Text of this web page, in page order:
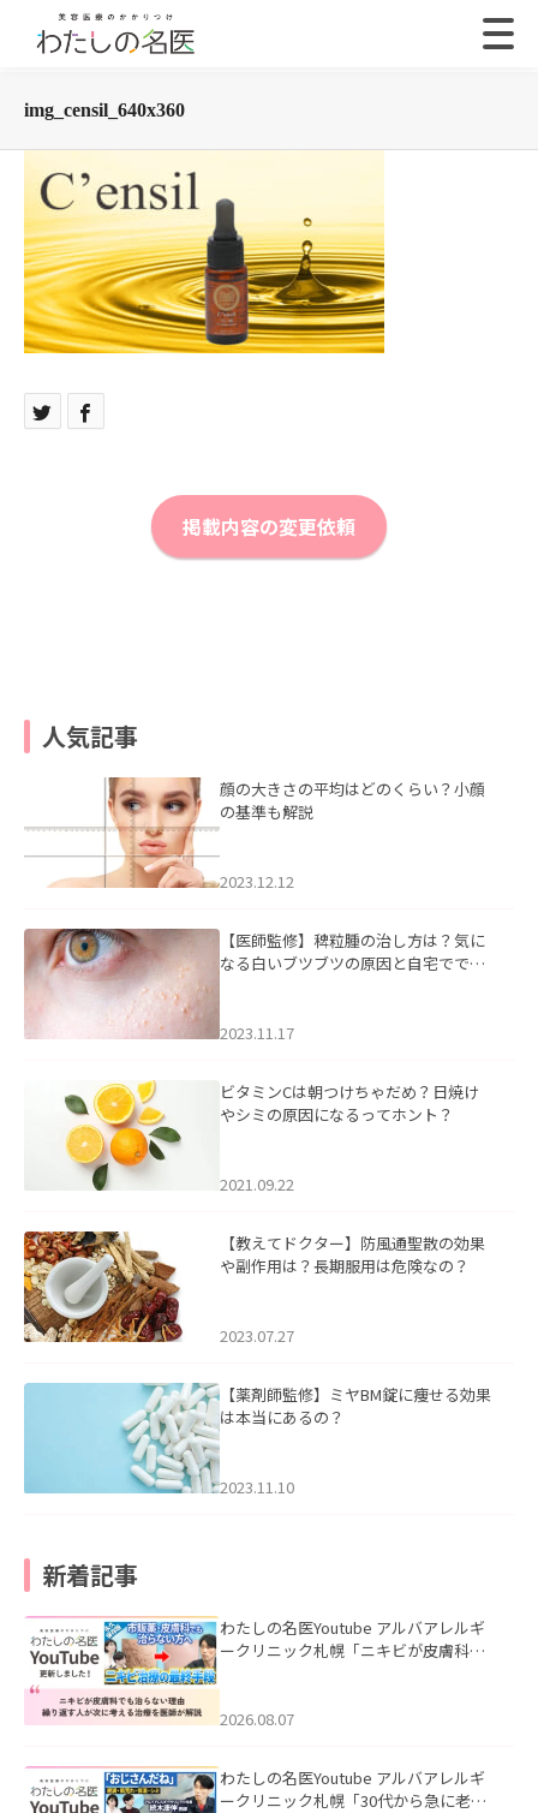
img_censil_640x360
掲載内容の変更依頼
人気記事
顔の大きさの平均はどのくらい？小顔
の基準も解説
2023.12.12
【医師監修】稗粒腫の治し方は？気に
なる白いブツブツの原因と自宅ででき
2023.11.17
ビタミンCは朝つけちゃだめ？日焼け
やシミの原因になるってホント？
2021.09.22
【教えてドクター】防風通聖散の効果
や副作用は？長期服用は危険なの？
2023.07.27
【薬剤師監修】ミヤBM錠に痩せる効果
は本当にあるの？
2023.11.10
新着記事
わたしの名医Youtube アルバアレルギ
ークリニック札幌「ニキビが皮膚科で
ました。
2026.08.07
わたしの名医Youtube アルバアレルギ
ークリニック札幌「30代から急に老け